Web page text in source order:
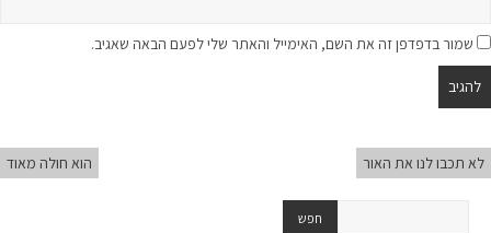
שמור בדפדפן זה את השם, האימייל והאתר שלי לפעם הבאה שאגיב.
לא תכבו לנו את האור הוא חולה מאוד